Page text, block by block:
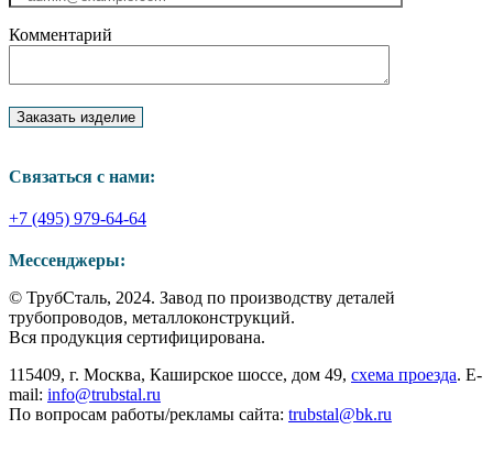
Комментарий
Связаться с нами:
+7 (495) 979-64-64
Мессенджеры:
Страница
WhatsApp
открывается
новом
окне
Страница
Telegram
открывается
новом
окне
Страница
Viber
открывается
новом
окне
© ТрубСталь, 2024. Завод по производству деталей
трубопроводов, металлоконструкций.
Вся продукция сертифицирована.
115409, г. Москва, Каширское шоссе, дом 49, схема проезда. E-
mail: info@trubstal.ru
По вопросам работы/рекламы сайта: trubstal@bk.ru